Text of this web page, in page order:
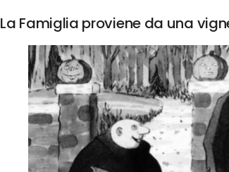
La Famiglia proviene da una